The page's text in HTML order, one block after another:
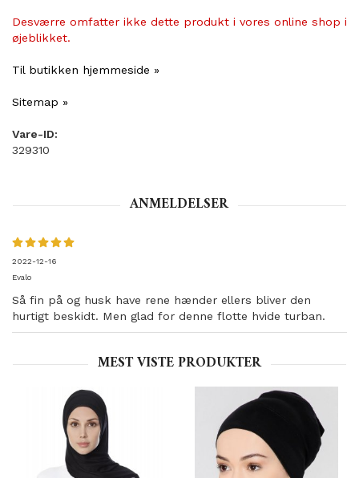
Desværre omfatter ikke dette produkt i vores online shop i
øjeblikket.
Til butikken hjemmeside »
Sitemap »
Vare-ID:
329310
ANMELDELSER
2022-12-16
Evalo
Så fin på og husk have rene hænder ellers bliver den
hurtigt beskidt. Men glad for denne flotte hvide turban.
MEST VISTE PRODUKTER